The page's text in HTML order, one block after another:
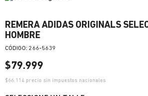
REMERA ADIDAS ORIGINALS
HOMBRE
: 266-5639
$79.999
$66.114 precio sin impuestos nacionales